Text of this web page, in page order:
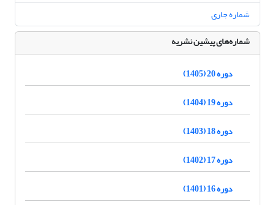
شماره جاری
شماره‌های پیشین نشریه
دوره 20 (1405)
دوره 19 (1404)
دوره 18 (1403)
دوره 17 (1402)
دوره 16 (1401)